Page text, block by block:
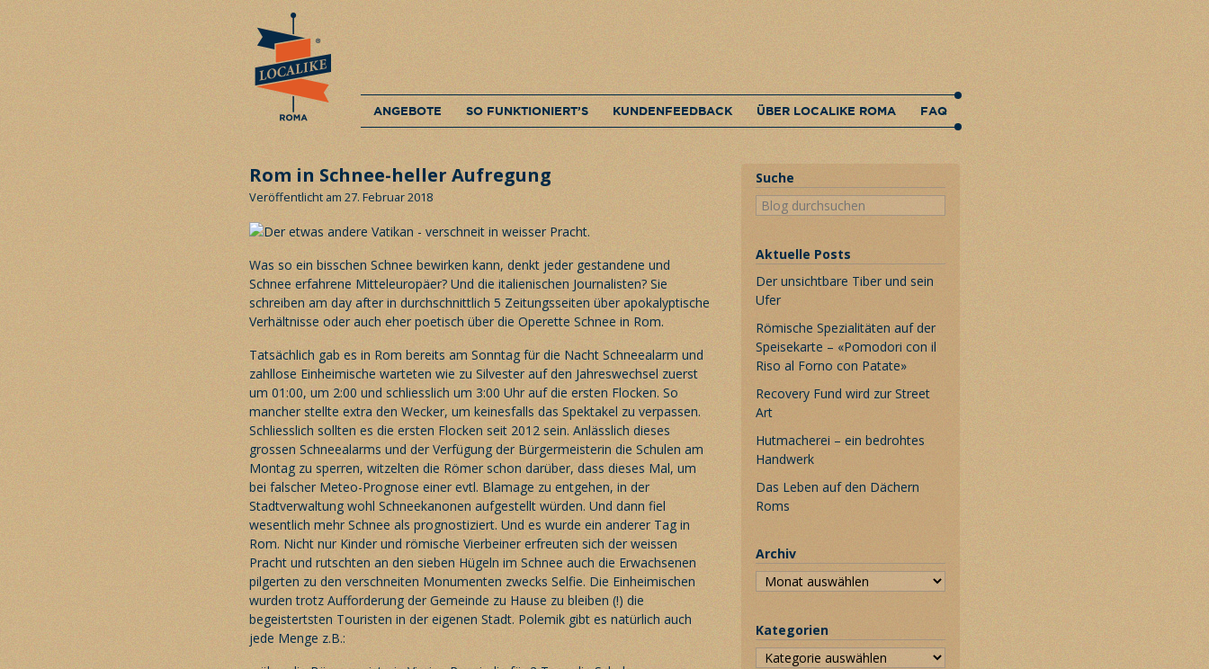
ANGEBOTE SO FUNKTIONIERT’S KUNDENFEEDBACK ÜBER LOCALIKE ROMA FAQ
Rom in Schnee-heller Aufregung
Veröffentlicht am 27. Februar 2018
Was so ein bisschen Schnee bewirken kann, denkt jeder gestandene und
Schnee erfahrene Mitteleuropäer? Und die italienischen Journalisten? Sie
schreiben am day after in durchschnittlich 5 Zeitungsseiten über apokalyptische
Verhältnisse oder auch eher poetisch über die Operette Schnee in Rom.
Tatsächlich gab es in Rom bereits am Sonntag für die Nacht Schneealarm und
zahllose Einheimische warteten wie zu Silvester auf den Jahreswechsel zuerst
um 01:00, um 2:00 und schliesslich um 3:00 Uhr auf die ersten Flocken. So
mancher stellte extra den Wecker, um keinesfalls das Spektakel zu verpassen.
Schliesslich sollten es die ersten Flocken seit 2012 sein. Anlässlich dieses
grossen Schneealarms und der Verfügung der Bürgermeisterin die Schulen am
Montag zu sperren, witzelten die Römer schon darüber, dass dieses Mal, um
bei falscher Meteo-Prognose einer evtl. Blamage zu entgehen, in der
Stadtverwaltung wohl Schneekanonen aufgestellt würden. Und dann fiel
wesentlich mehr Schnee als prognostiziert. Und es wurde ein anderer Tag in
Rom. Nicht nur Kinder und römische Vierbeiner erfreuten sich der weissen
Pracht und rutschten an den sieben Hügeln im Schnee auch die Erwachsenen
pilgerten zu den verschneiten Monumenten zwecks Selfie. Die Einheimischen
wurden trotz Aufforderung der Gemeinde zu Hause zu bleiben (!) die
begeistertsten Touristen in der eigenen Stadt. Polemik gibt es natürlich auch
jede Menge z.B.:
Suche
Aktuelle Posts
Der unsichtbare Tiber und sein
Ufer
Römische Spezialitäten auf der
Speisekarte – «Pomodori con il
Riso al Forno con Patate»
Recovery Fund wird zur Street
Art
Hutmacherei – ein bedrohtes
Handwerk
Das Leben auf den Dächern
Roms
Archiv
Kategorien